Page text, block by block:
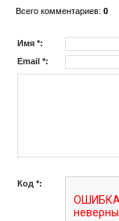
Всего комментариев: 0
Имя *:
Email *:
Код *: